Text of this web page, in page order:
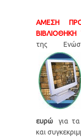
ΑΜΕΣΗ
της
ευρώ για
και